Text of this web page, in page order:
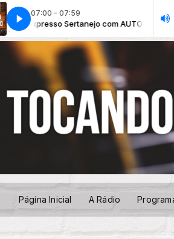
07:00 - 07:59
Expresso Sertanejo com AUTOMÁTICO
Página Inicial A Rádio